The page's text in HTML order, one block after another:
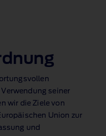
seiner
wir die Ziele von
Union zur
und